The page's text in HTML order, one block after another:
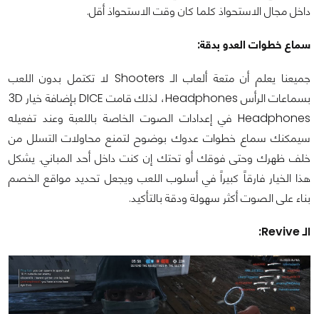
داخل مجال الاستحواذ كلما كان وقت الاستحواذ أقل.
سماع خطوات العدو بدقة:
جميعنا يعلم أن متعة ألعاب الـ Shooters لا تكتمل بدون اللعب
بسماعات الرأس Headphones، لذلك قامت DICE بإضافة خيار 3D
Headphones في إعدادات الصوت الخاصة باللعبة وعند تفعيله
سيمكنك سماع خطوات عدوك بوضوح لتمنع محاولات التسلل من
خلف ظهرك وحتى فوقك أو تحتك إن كنت داخل أحد المباني. يشكل
هذا الخيار فارقاً كبيراً في أسلوب اللعب ويجعل تحديد مواقع الخصم
بناء على الصوت أكثر سهولة ودقة بالتأكيد.
الـ Revive: